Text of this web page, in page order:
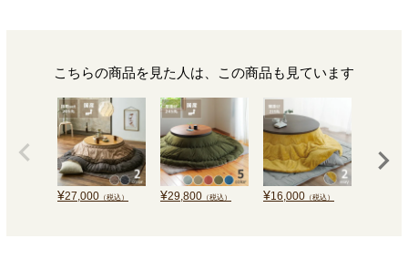
こちらの商品を見た人は、この商品も見ています
¥27,000 （税込） ¥29,800 （税込） ¥16,000 （税込）